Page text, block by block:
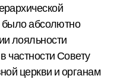
было абсолютно
лояльности
частности Совету
церкви и органам